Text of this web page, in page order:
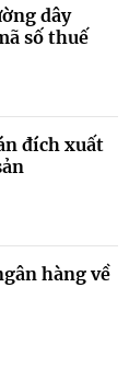
dây
số thuế
đích xuất
hàng về